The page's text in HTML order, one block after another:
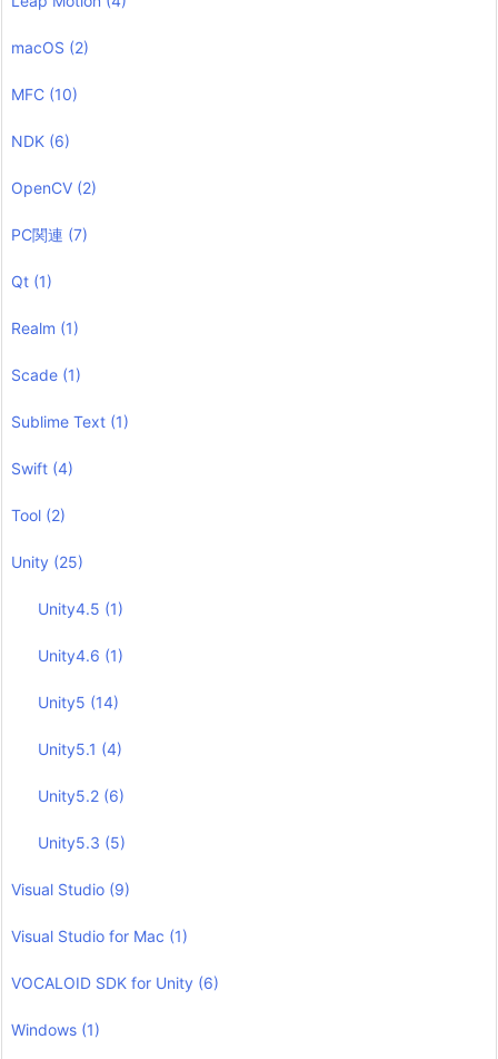
macOS (2)
MFC (10)
NDK (6)
OpenCV (2)
PC関連 (7)
Qt (1)
Realm (1)
Scade (1)
Sublime Text (1)
Swift (4)
Tool (2)
Unity (25)
Unity4.5 (1)
Unity4.6 (1)
Unity5 (14)
Unity5.1 (4)
Unity5.2 (6)
Unity5.3 (5)
Visual Studio (9)
Visual Studio for Mac (1)
VOCALOID SDK for Unity (6)
Windows (1)